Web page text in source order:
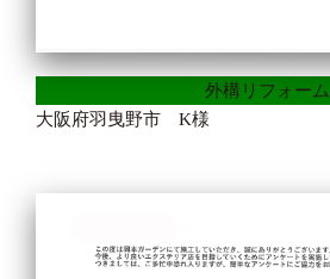
外構リフォーム
大阪府羽曳野市 K様